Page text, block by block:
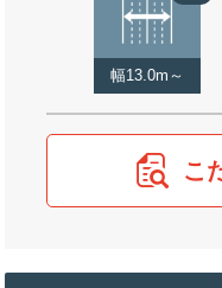
幅13.0m～
こ